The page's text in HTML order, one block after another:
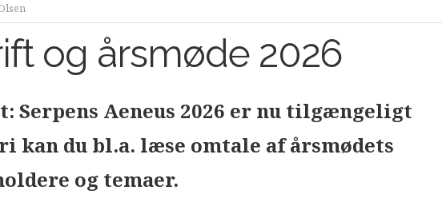
og årsmøde 2026
Serpens Aeneus 2026 er nu tilgængeligt
kan du bl.a. læse omtale af årsmødets
og temaer.